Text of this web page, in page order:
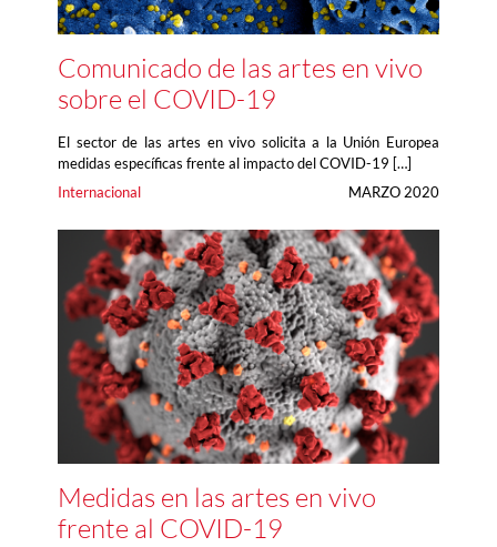
Comunicado de las artes en vivo
sobre el COVID-19
El sector de las artes en vivo solicita a la Unión Europea
medidas específicas frente al impacto del COVID-19 […]
Internacional
MARZO 2020
Medidas en las artes en vivo
frente al COVID-19